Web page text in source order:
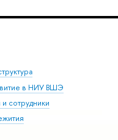
в НИУ ВШЭ
сотрудники